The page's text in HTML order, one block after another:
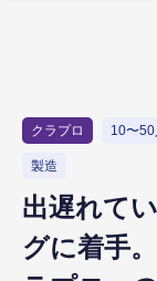
クラプロ 10〜50
製造
出遅れて
グに着手